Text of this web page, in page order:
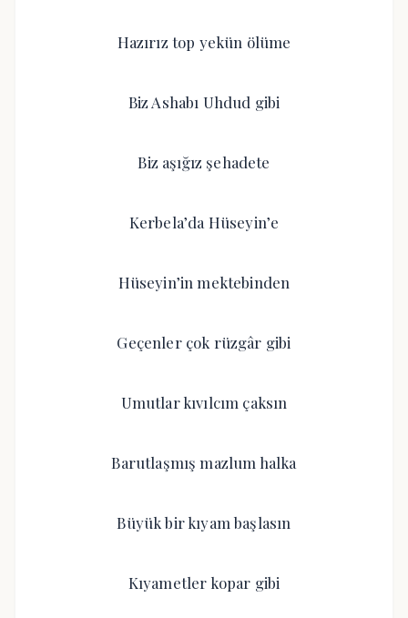
Hazırız top yekün ölüme
Biz Ashabı Uhdud gibi
Biz aşığız şehadete
Kerbela’da Hüseyin’e
Hüseyin’in mektebinden
Geçenler çok rüzgâr gibi
Umutlar kıvılcım çaksın
Barutlaşmış mazlum halka
Büyük bir kıyam başlasın
Kıyametler kopar gibi